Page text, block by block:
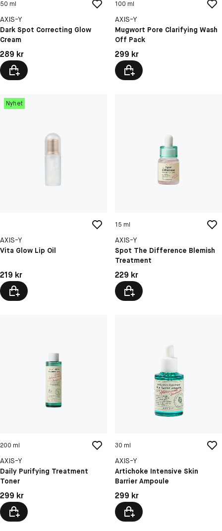
50 ml
AXIS-Y
Dark Spot Correcting Glow
Cream
Pris: 289 kr
289 kr
100 ml
AXIS-Y
Mugwort Pore Clarifying Wash
Off Pack
Pris: 299 kr
299 kr
Nyhet
AXIS-Y
Vita Glow Lip Oil
Pris: 219 kr
219 kr
15 ml
AXIS-Y
Spot The Difference Blemish
Treatment
Pris: 229 kr
229 kr
200 ml
AXIS-Y
Daily Purifying Treatment
Toner
Pris: 299 kr
299 kr
30 ml
AXIS-Y
Artichoke Intensive Skin
Barrier Ampoule
Pris: 299 kr
299 kr